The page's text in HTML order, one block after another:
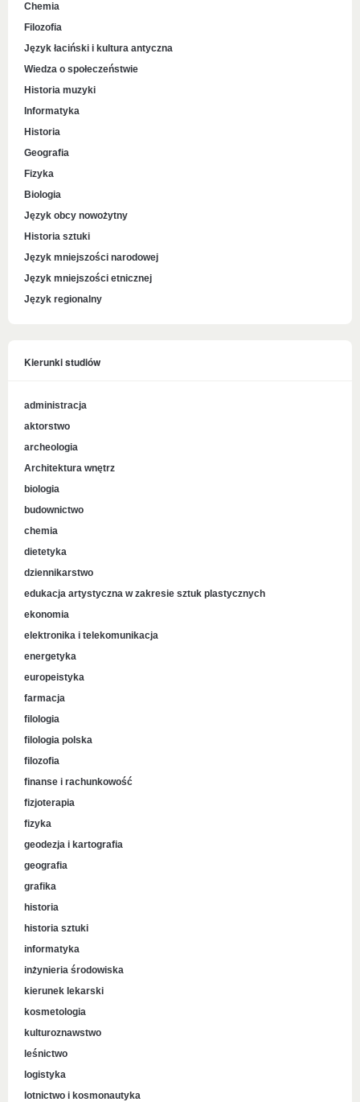
Chemia
Filozofia
Język łaciński i kultura antyczna
Wiedza o społeczeństwie
Historia muzyki
Informatyka
Historia
Geografia
Fizyka
Biologia
Język obcy nowożytny
Historia sztuki
Język mniejszości narodowej
Język mniejszości etnicznej
Język regionalny
Kierunki studiów
administracja
aktorstwo
archeologia
Architektura wnętrz
biologia
budownictwo
chemia
dietetyka
dziennikarstwo
edukacja artystyczna w zakresie sztuk plastycznych
ekonomia
elektronika i telekomunikacja
energetyka
europeistyka
farmacja
filologia
filologia polska
filozofia
finanse i rachunkowość
fizjoterapia
fizyka
geodezja i kartografia
geografia
grafika
historia
historia sztuki
informatyka
inżynieria środowiska
kierunek lekarski
kosmetologia
kulturoznawstwo
leśnictwo
logistyka
lotnictwo i kosmonautyka